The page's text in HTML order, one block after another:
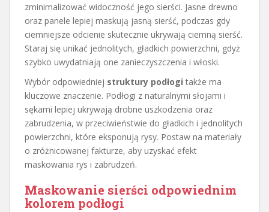
zminimalizować widoczność jego sierści. Jasne drewno
oraz panele lepiej maskują jasną sierść, podczas gdy
ciemniejsze odcienie skutecznie ukrywają ciemną sierść.
Staraj się unikać jednolitych, gładkich powierzchni, gdyż
szybko uwydatniają one zanieczyszczenia i włoski.
Wybór odpowiedniej struktury podłogi także ma
kluczowe znaczenie. Podłogi z naturalnymi słojami i
sękami lepiej ukrywają drobne uszkodzenia oraz
zabrudzenia, w przeciwieństwie do gładkich i jednolitych
powierzchni, które eksponują rysy. Postaw na materiały
o zróżnicowanej fakturze, aby uzyskać efekt
maskowania rys i zabrudzeń.
Maskowanie sierści odpowiednim
kolorem podłogi